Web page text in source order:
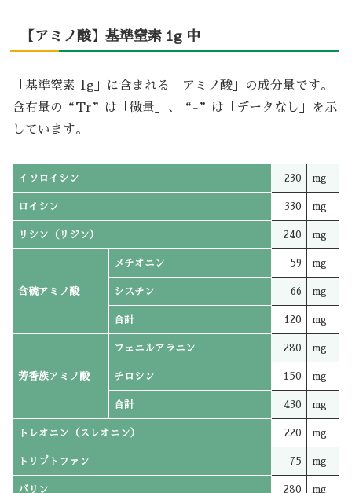
【アミノ酸】基準窒素 1g 中
「基準窒素 1g」に含まれる「アミノ酸」の成分量です。
含有量の“Tr”は「微量」、“-”は「データなし」を示
しています。
イソロイシン 230 mg
ロイシン 330 mg
リシン（リジン） 240 mg
含硫アミノ酸
メチオニン 59 mg
シスチン 66 mg
合計 120 mg
芳香族アミノ酸
フェニルアラニン 280 mg
チロシン 150 mg
合計 430 mg
トレオニン（スレオニン） 220 mg
トリプトファン 75 mg
バリン 280 mg